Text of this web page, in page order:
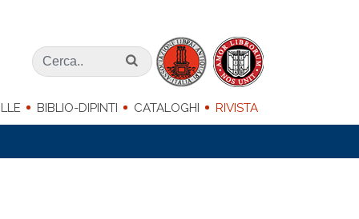
BIBLIO-DIPINTI CATALOGHI RIVISTA